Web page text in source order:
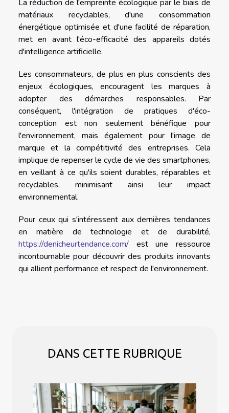
La réduction de l'empreinte écologique par le biais de
matériaux recyclables, d'une consommation
énergétique optimisée et d'une facilité de réparation,
met en avant l'éco-efficacité des appareils dotés
d'intelligence artificielle.
Les consommateurs, de plus en plus conscients des
enjeux écologiques, encouragent les marques à
adopter des démarches responsables. Par
conséquent, l'intégration de pratiques d'éco-
conception est non seulement bénéfique pour
l'environnement, mais également pour l'image de
marque et la compétitivité des entreprises. Cela
implique de repenser le cycle de vie des smartphones,
en veillant à ce qu'ils soient durables, réparables et
recyclables, minimisant ainsi leur impact
environnemental.
Pour ceux qui s'intéressent aux dernières tendances
en matière de technologie et de durabilité,
https://denicheurtendance.com/ est une ressource
incontournable pour découvrir des produits innovants
qui allient performance et respect de l'environnement.
DANS CETTE RUBRIQUE